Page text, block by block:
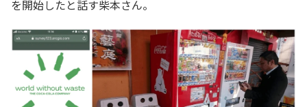
を開始したと話す柴本さん。